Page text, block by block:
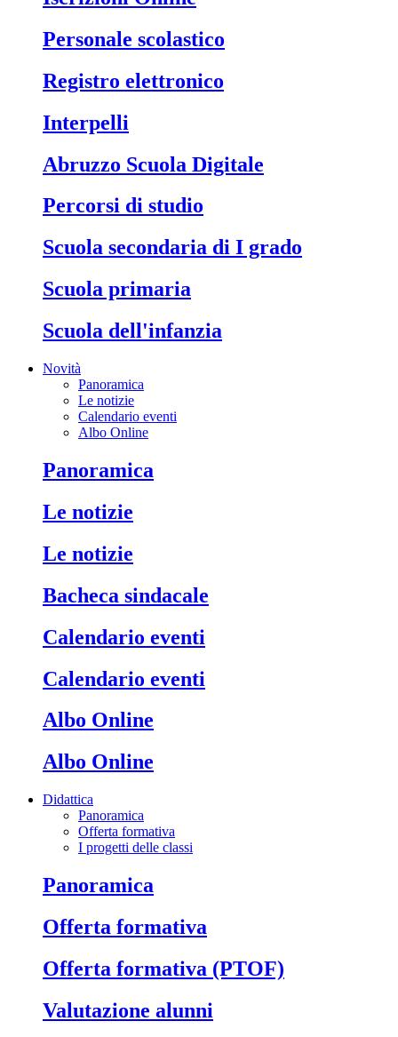
Personale scolastico
Registro elettronico
Interpelli
Abruzzo Scuola Digitale
Percorsi di studio
Scuola secondaria di I grado
Scuola primaria
Scuola dell'infanzia
Novità
Panoramica
Le notizie
Calendario eventi
Albo Online
Panoramica
Le notizie
Le notizie
Bacheca sindacale
Calendario eventi
Calendario eventi
Albo Online
Albo Online
Didattica
Panoramica
Offerta formativa
I progetti delle classi
Panoramica
Offerta formativa
Offerta formativa (PTOF)
Valutazione alunni